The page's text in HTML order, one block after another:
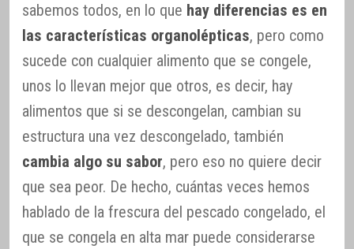
sabemos todos, en lo que hay diferencias es en
las características organolépticas, pero como
sucede con cualquier alimento que se congele,
unos lo llevan mejor que otros, es decir, hay
alimentos que si se descongelan, cambian su
estructura una vez descongelado, también
cambia algo su sabor, pero eso no quiere decir
que sea peor. De hecho, cuántas veces hemos
hablado de la frescura del pescado congelado, el
que se congela en alta mar puede considerarse